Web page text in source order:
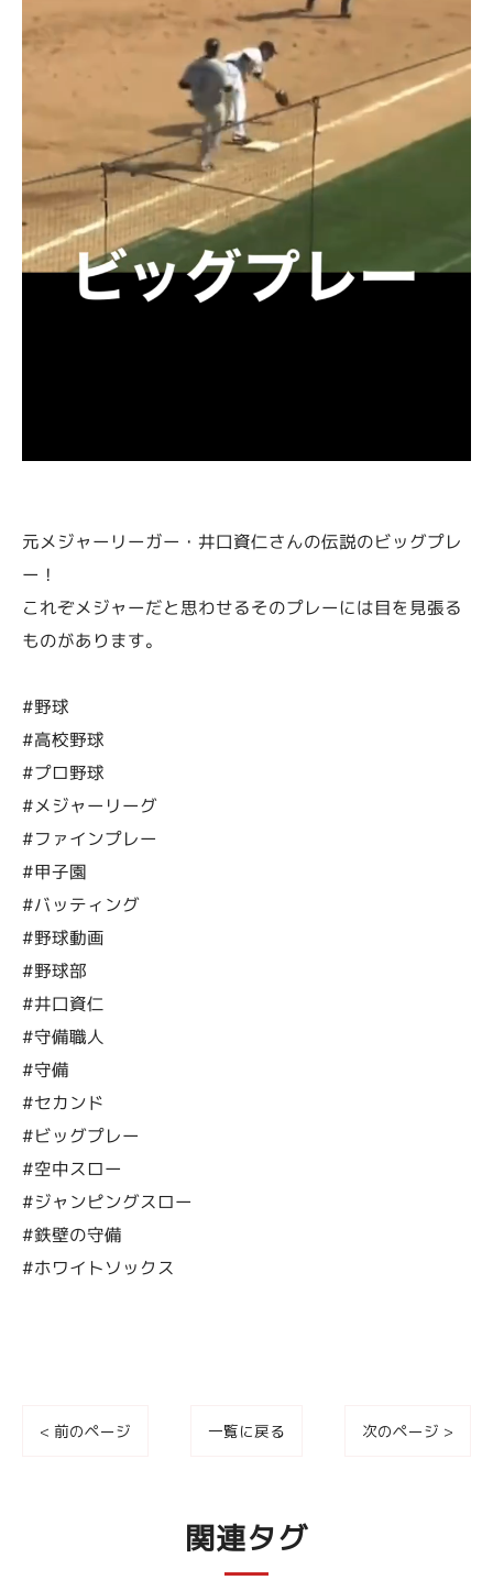
元メジャーリーガー・井口資仁さんの伝説のビッグプレ
ー！
これぞメジャーだと思わせるそのプレーには目を見張る
ものがあります。
#野球
#高校野球
#プロ野球
#メジャーリーグ
#ファインプレー
#甲子園
#バッティング
#野球動画
#野球部
#井口資仁
#守備職人
#守備
#セカンド
#ビッグプレー
#空中スロー
#ジャンピングスロー
#鉄壁の守備
#ホワイトソックス
< 前のページ 一覧に戻る 次のページ >
関連タグ